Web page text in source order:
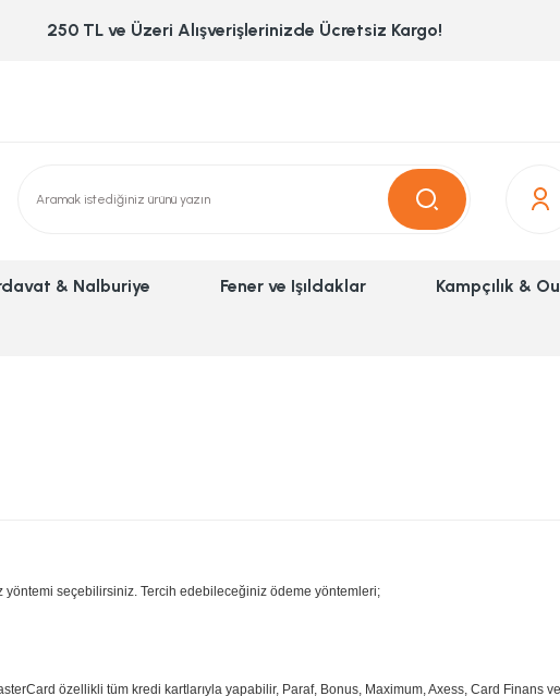
250 TL ve Üzeri Alışverişlerinizde Ücretsiz Kargo!
& Nalburiye Fener ve Işıldaklar Kampçılık &
seçebilirsiniz. Tercih edebileceğiniz ödeme yöntemleri;
özellikli tüm kredi kartlarıyla yapabilir, Paraf, Bonus, Maximum, Axess, Card